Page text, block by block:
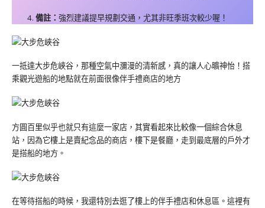
備註： 強烈建議提早規劃交通，尤其非旺季班次較少喔！
一抵達大步危峽谷，那種空氣中瀰漫的清新感，真的讓人心曠神怡！搭
乘觀光遊船的地點就在前面很像伴手禮商店的地方
方圓百里似乎也就只有這麼一家店，其實看起來比較像一個綜合休息
站，因為它樓上是賣紀念品的商店，樓下是餐廳，走到最底層的戶外才
是搭船的地方。
在等待搭船的時候，我還特別去逛了樓上的伴手禮店和休息區。這裡有